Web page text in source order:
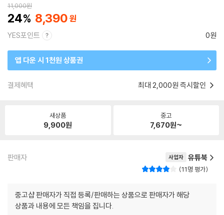
11,000원
24 8,390
YES포인트 0원
앱 다운 시 1천원 상품권
결제혜택 최대 2,000원 즉시할인
새상품
9,900원
중고
7,670원~
판매자 사업자 유튜북
11명 평가
중고샵 판매자가 직접 등록/판매하는 상품으로 판매자가 해당
상품과 내용에 모든 책임을 집니다.